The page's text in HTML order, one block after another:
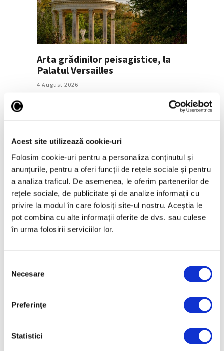
Acest site utilizează cookie-uri
Folosim cookie-uri pentru a personaliza conținutul și
anunțurile, pentru a oferi funcții de rețele sociale și pentru
a analiza traficul. De asemenea, le oferim partenerilor de
rețele sociale, de publicitate și de analize informații cu
privire la modul în care folosiți site-ul nostru. Aceștia le
pot combina cu alte informații oferite de dvs. sau culese
în urma folosirii serviciilor lor.
consimțământului
Necesare
Preferinţe
Statistici
Arta grădinilor peisagistice, la
Palatul Versailles
4 August 2026
Guggenheim Abu Dhabi,
proiectat de Frank Gehry,